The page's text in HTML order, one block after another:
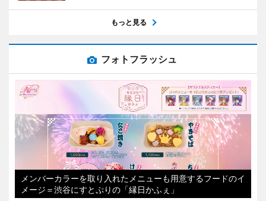
もっと見る
フォトフラッシュ
メンバーカラーを取り入れたメニューも用意するフードのイ
メージ＝渋谷にすとぷりの「縁日かふぇ」